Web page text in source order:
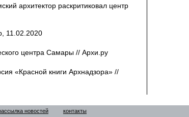
архитектор раскритиковал центр
11.02.2020
центра Самары // Архи.ру
«Красной книги Архнадзора» //
новостей контакты